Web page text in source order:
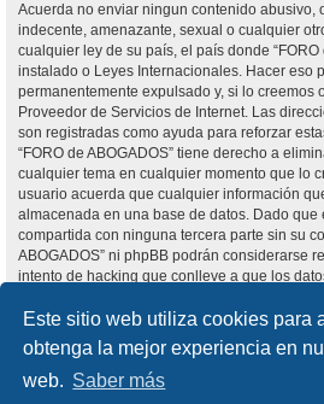
Este sitio web utiliza cookies para
obtenga la mejor experiencia en
web. Saber más
Acuerda no enviar ningun contenido abusivo,
indecente, amenazante, sexual o cualquier
cualquier ley de su país, el país donde “FORO
instalado o Leyes Internacionales. Hacer eso
permanentemente expulsado y, si lo creemos
Proveedor de Servicios de Internet. Las
son registradas como ayuda para reforzar
“FORO de ABOGADOS” tiene derecho a
cualquier tema en cualquier momento que lo
usuario acuerda que cualquier información
almacenada en una base de datos. Dado que
compartida con ninguna tercera parte sin su
ABOGADOS” ni phpBB podrán considerarse
intento de hacking que conlleve a que los
Borrar cookies
Desarrollado por
® Forum Software © phpBB
Traducción al español porphpBB España